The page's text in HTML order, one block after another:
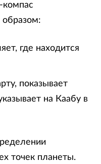
компас
где находится
показывает
на Каабу в
точек планеты.